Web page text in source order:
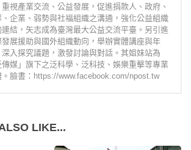
重視產業交流、公益發展，促進捐款人、政府、
、企業、弱勢與社福組織之溝通，強化公益組織
連結，矢志成為臺灣最大公益交流平臺。另引進
發展援助與國外組織動向，舉辦實體講座與年
深入探究議題，激發討論與對話。其姐妹站為
傳媒」旗下之泛科學、泛科技、娛樂重擊等專業
。臉書：https://www.facebook.com/npost.tw
LIKE...